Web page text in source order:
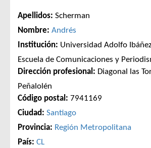
Apellidos: Scherman
Nombre: Andrés
Institución: Universidad Adolfo
Escuela de Comunicaciones y
Dirección profesional: Diagonal las
Peñalolén
Código postal: 7941169
Ciudad: Santiago
Provincia: Región Metropolitana
País: CL